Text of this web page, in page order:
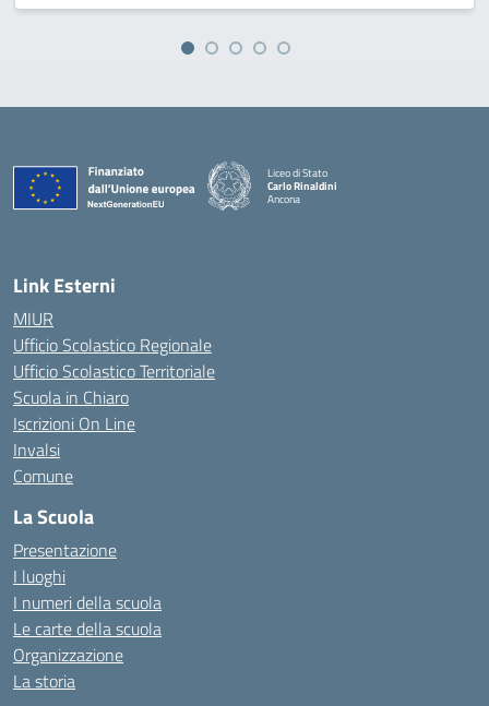
Liceo di Stato
Carlo Rinaldini
Ancona
Link Esterni
MIUR
Ufficio Scolastico Regionale
Ufficio Scolastico Territoriale
Scuola in Chiaro
Iscrizioni On Line
Invalsi
Comune
La Scuola
Presentazione
I luoghi
I numeri della scuola
Le carte della scuola
Organizzazione
La storia